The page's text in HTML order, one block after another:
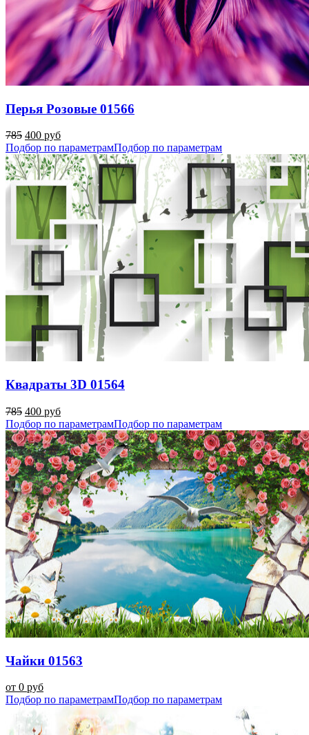
Перья Розовые 01566
785 400 руб
Подбор по параметрамПодбор по параметрам
Квадраты 3D 01564
785 400 руб
Подбор по параметрамПодбор по параметрам
Чайки 01563
от 0 руб
Подбор по параметрамПодбор по параметрам